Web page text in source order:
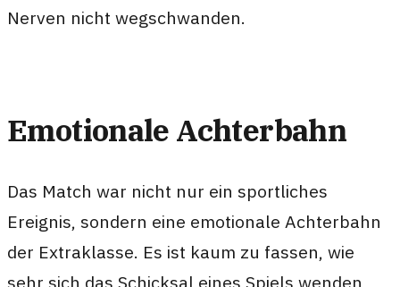
Nerven nicht wegschwanden.
Emotionale Achterbahn
Das Match war nicht nur ein sportliches
Ereignis, sondern eine emotionale Achterbahn
der Extraklasse. Es ist kaum zu fassen, wie
sehr sich das Schicksal eines Spiels wenden